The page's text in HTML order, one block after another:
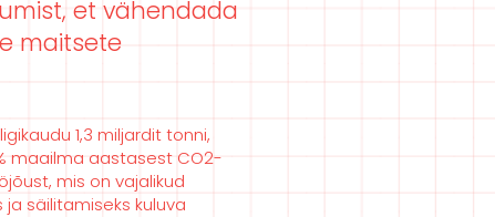
et vähendada
maitsete
1,3 miljardit tonni,
maailma aastasest CO2-
mis on vajalikud
säilitamiseks kuluva